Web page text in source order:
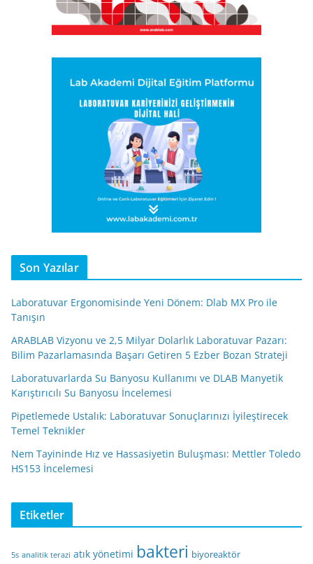
Son Yazılar
Laboratuvar Ergonomisinde Yeni Dönem: Dlab MX Pro ile
Tanışın
ARABLAB Vizyonu ve 2,5 Milyar Dolarlık Laboratuvar Pazarı:
Bilim Pazarlamasında Başarı Getiren 5 Ezber Bozan Strateji
Laboratuvarlarda Su Banyosu Kullanımı ve DLAB Manyetik
Karıştırıcılı Su Banyosu İncelemesi
Pipetlemede Ustalık: Laboratuvar Sonuçlarınızı İyileştirecek
Temel Teknikler
Nem Tayininde Hız ve Hassasiyetin Buluşması: Mettler Toledo
HS153 İncelemesi
Etiketler
5s analitik terazi atık yönetimi bakteri biyoreaktör